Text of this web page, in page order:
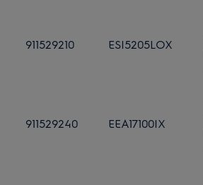
911529210 ESI5205LOX
911529240 EEA17100IX